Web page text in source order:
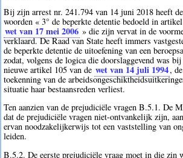
Bij zijn arrest nr. 241.794 van 14 juni 2018 heeft
woorden « 3° de beperkte detentie bedoeld in
wet van 17 mei 2006 » die zijn vervat in de
verklaard. De Raad van State heeft immers
de beperkte detentie de uitoefening van een
zodat, volgens de logica die doorslaggevend was
nieuwe artikel 105 van de wet van 14 juli 1994,
toekenning van de
situatie haar bestaansreden verliest.
Ten aanzien van de prejudiciële vragen B.5.1. De
dat de prejudiciële vragen niet-ontvankelijk zijn,
ervan noodzakelijkerwijs tot een vaststelling van
leiden.
B.5.2. De eerste prejudiciële vraag moet in die zin